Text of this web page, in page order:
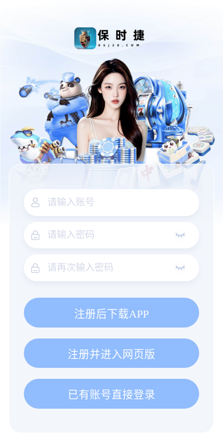
注册后下载APP
注册并进入网页版
已有账号直接登录